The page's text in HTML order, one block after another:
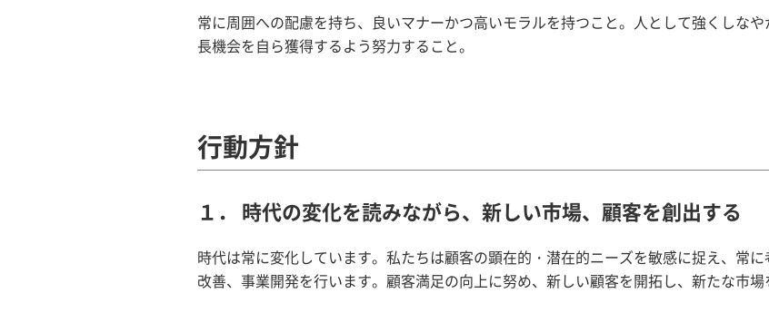
常に周囲への配慮を持ち、良いマナーかつ高いモラルを持つこと。人として強くしな
長機会を自ら獲得するよう努力すること。
行動方針
１． 時代の変化を読みながら、新しい市場、顧客を創出する
時代は常に変化しています。私たちは顧客の顕在的・潜在的ニーズを敏感に捉え、常
改善、事業開発を行います。顧客満足の向上に努め、新しい顧客を開拓し、新たな市場